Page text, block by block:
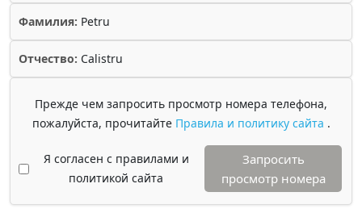
Фамилия: Petru
Отчество: Calistru
Прежде чем запросить просмотр номера телефона,
пожалуйста, прочитайте Правила и политику сайта .
Я согласен с правилами и
политикой сайта
Запросить
просмотр номера